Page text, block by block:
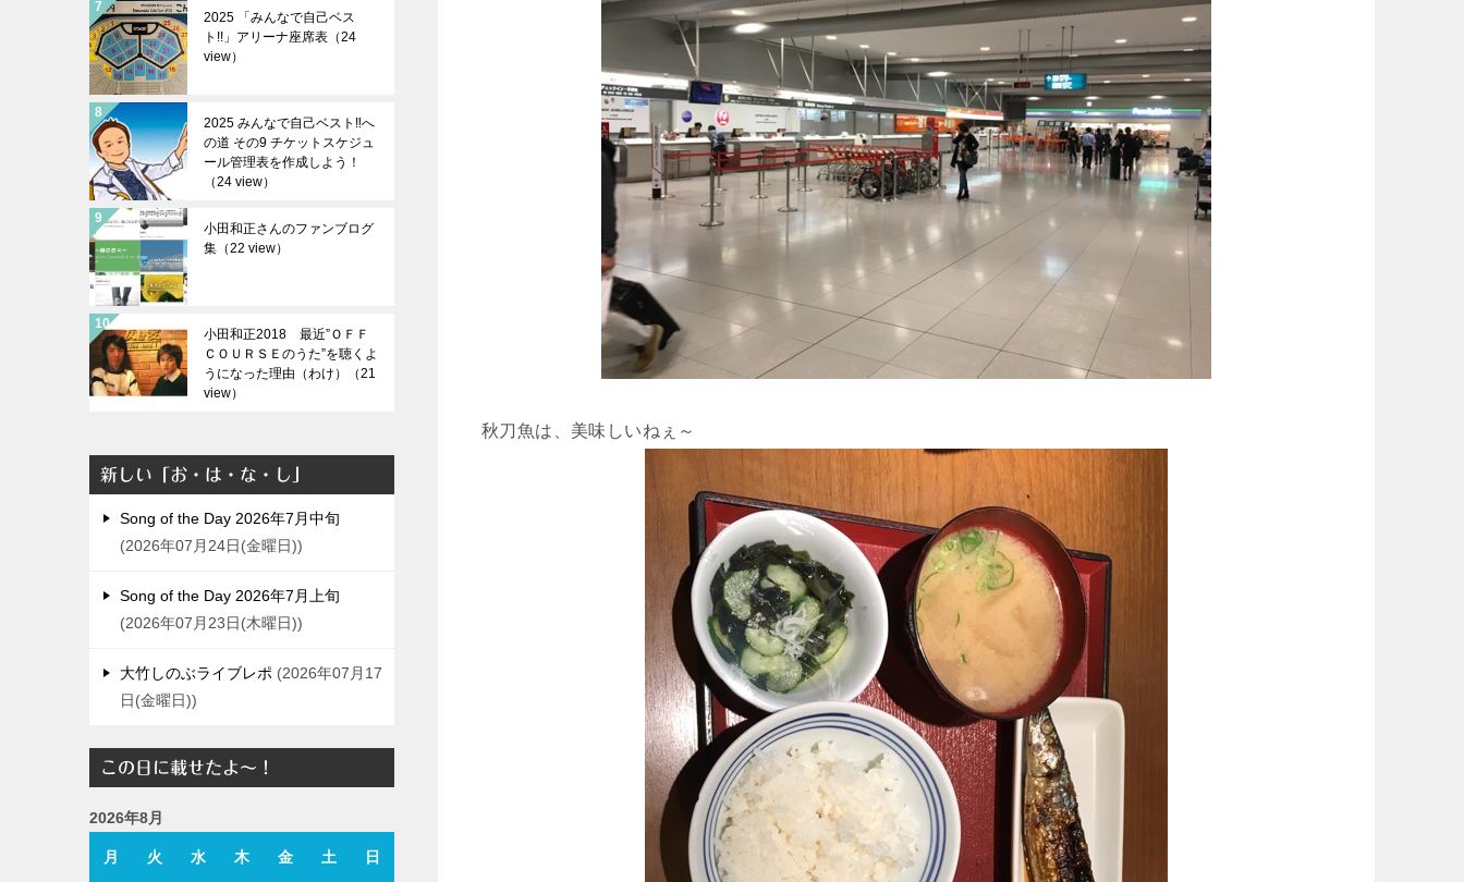
秋刀魚は、美味しいねぇ～
2025 「みんなで自己ベス
ト!!」アリーナ座席表（24
view）
2025 みんなで自己ベスト‼︎へ
の道 その9 チケットスケジュ
ール管理表を作成しよう！
（24 view）
小田和正さんのファンブログ
集（22 view）
小田和正2018 最近”ＯＦＦ
ＣＯＵＲＳＥのうた”を聴くよ
うになった理由（わけ）（21
view）
新しい「お・は・な・し」
Song of the Day 2026年7月中旬
2026年07月24日(金曜日)
Song of the Day 2026年7月上旬
2026年07月23日(木曜日)
大竹しのぶライブレポ
2026年07月17
日(金曜日)
この日に載せたよ～！
2026年8月
月 火 水 木 金 土 日